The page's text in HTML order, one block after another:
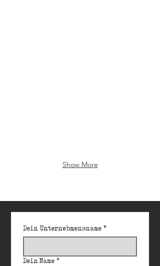
Show More
Dein Unternehmensname *
Dein Name *